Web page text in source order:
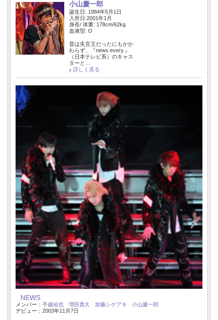
小山慶一郎
誕生日: 1984年5月1日
入所日:2001年1月
身長/ 体重: 178cm/62kg
血液型: O
昔は失言王だったにもかか
わらず、『news every.』
（日本テレビ系）のキャス
ターと…
詳しく見る
NEWS
メンバー： 手越祐也 増田貴久 加藤シゲアキ
小山慶一郎
デビュー：2003年11月7日